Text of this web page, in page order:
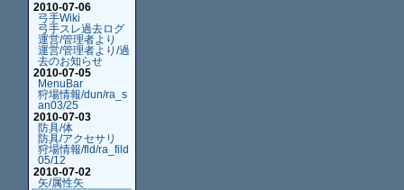
2010-07-06
弓手Wiki
弓手スレ過去ログ
運営/管理者より
運営/管理者より/過
去のお知らせ
2010-07-05
MenuBar
狩場情報/dun/ra_s
an03/25
2010-07-03
防具/体
防具/アクセサリ
狩場情報/fld/ra_fild
05/12
2010-07-02
矢/属性矢